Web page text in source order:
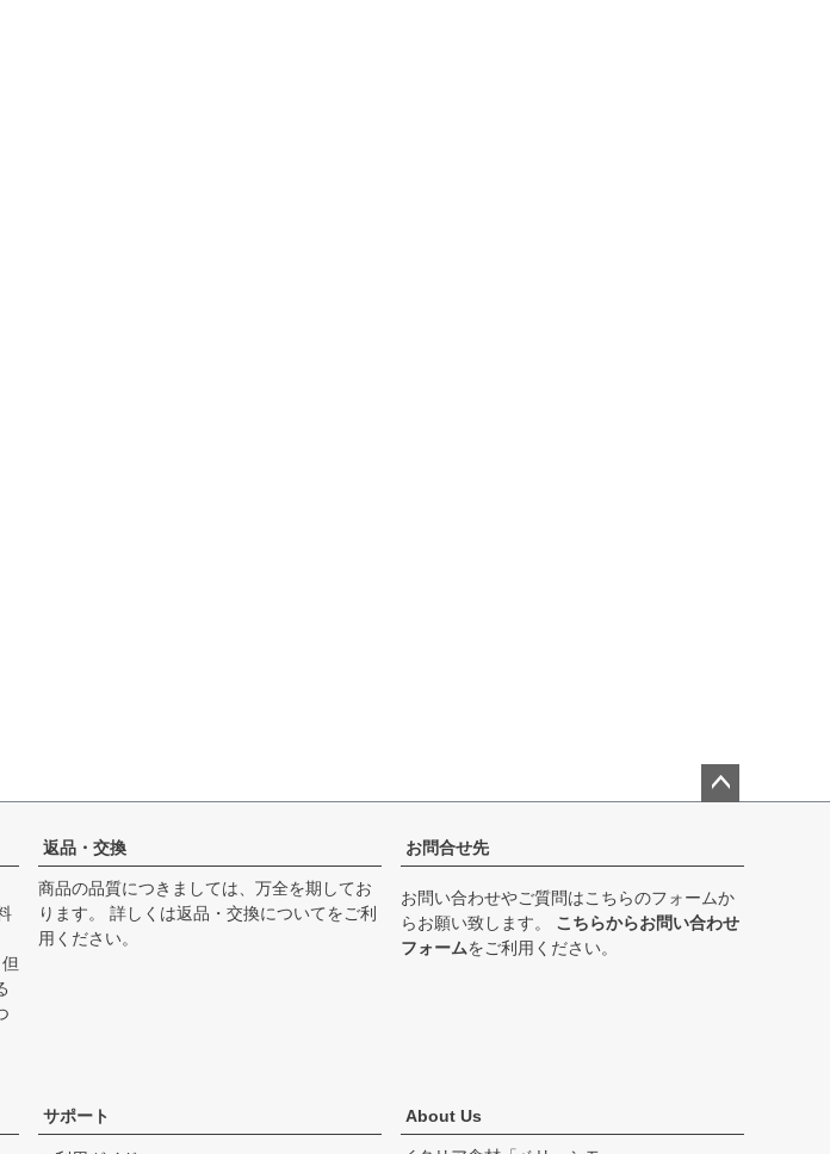
ップ
へ
返品・交換
商品の品質につきましては、万全を期してお
ります。 詳しくは返品・交換についてをご利
用ください。
お問合せ先
お問い合わせやご質問はこちらのフォームか
らお願い致します。 こちらからお問い合わせ
フォームをご利用ください。
サポート About Us